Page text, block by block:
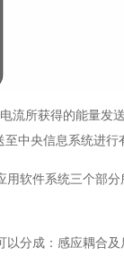
流所获得的能量发
中央信息系统进行
软件系统三个部
分成：感应耦合